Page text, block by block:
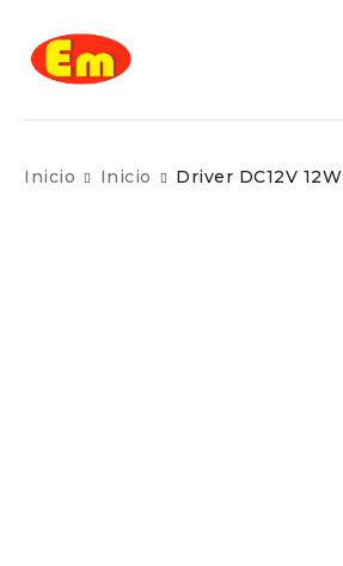
Inicio Inicio Driver DC12V 12W